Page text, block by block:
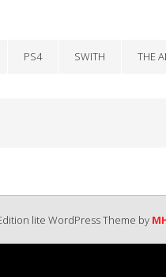
PS4 SWITH THE
lite WordPress Theme by